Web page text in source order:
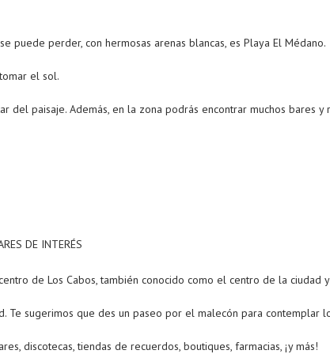
puede perder, con hermosas arenas blancas, es Playa El Médano.
el sol.
paisaje. Además, en la zona podrás encontrar muchos bares
de Los Cabos, también conocido como el centro de la ciudad
Te sugerimos que des un paseo por el malecón para
discotecas, tiendas de recuerdos, boutiques, farmacias, ¡y más!